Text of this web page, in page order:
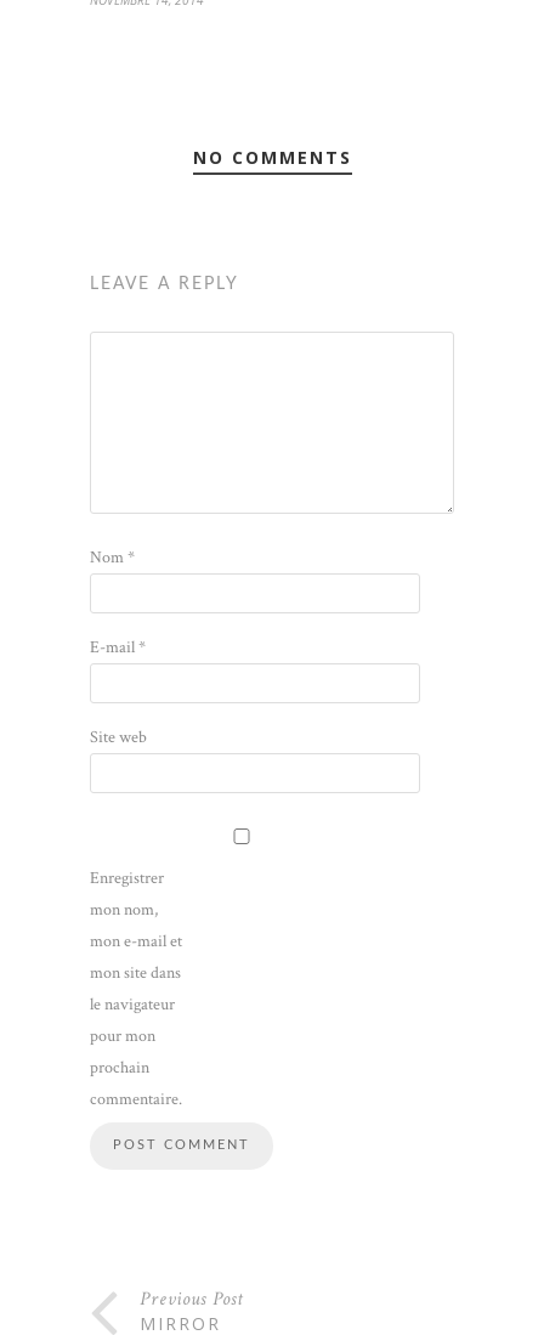
NO COMMENTS
LEAVE A REPLY
Nom*
E-mail*
Site web
Enregistrer
mon nom,
mon e-mail et
mon site dans
le navigateur
pour mon
prochain
commentaire.
Previous Post
MIRROR